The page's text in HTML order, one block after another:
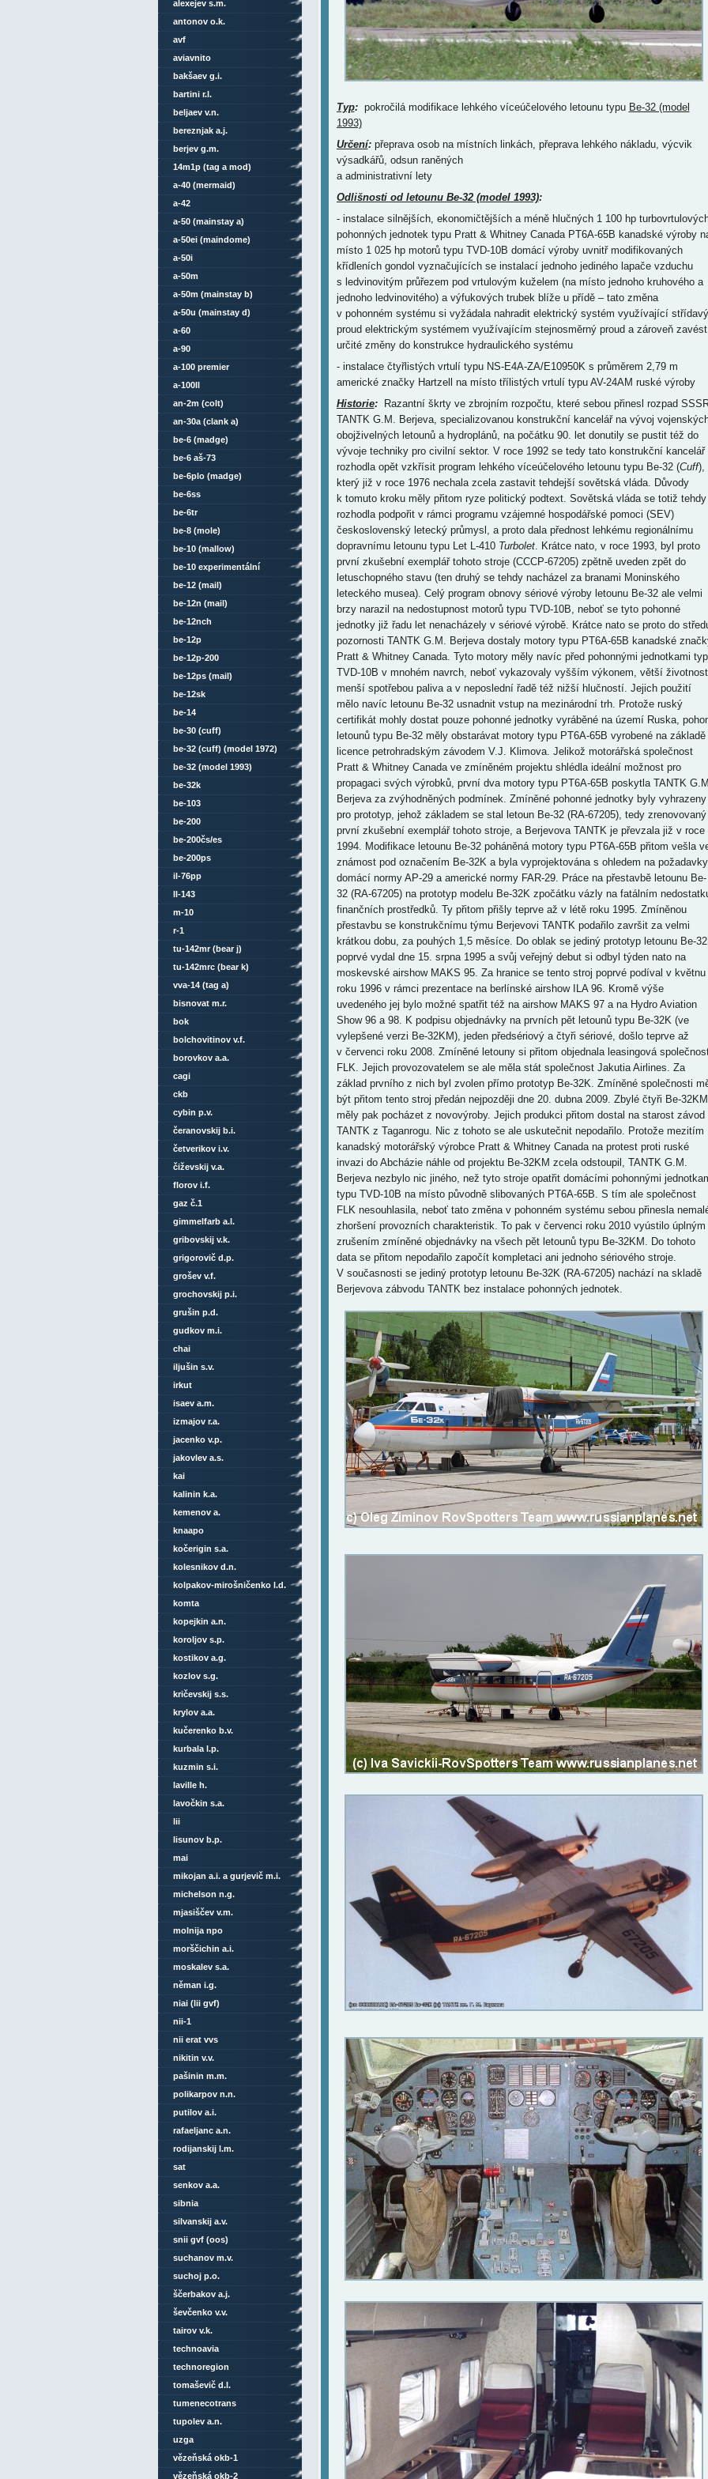
Typ:pokročilá modifikace lehkého víceúčelového letounu typu Be-32 (model
1993)
Určení:přeprava osob na místních linkách, přeprava lehkého nákladu, výcvik
výsadkářů, odsun raněných
a administrativní lety
Odlišnosti od letounu Be-32 (model 1993):
- instalace silnějších, ekonomičtějších a méně hlučných 1 100 hp
pohonných jednotek typu Pratt & Whitney Canada PT6A-65B kanadské výroby
místo 1 025 hp motorů typu TVD-10B domácí výroby uvnitř modifikovaných
křídleních gondol vyznačujících se instalací jednoho jediného lapače vzduchu
s ledvinovitým průřezem pod vrtulovým kuželem (na místo jednoho kruhového a
jednoho ledvinovitého) a výfukových trubek blíže u přídě – tato změna
v pohonném systému si vyžádala nahradit elektrický systém využívající střídavý
proud elektrickým systémem využívajícím stejnosměrný proud a zároveň zavést
určité změny do konstrukce hydraulického systému
- instalace čtyřlistých vrtulí typu NS-E4A-ZA/E10950K s průměrem 2,79 m
americké značky Hartzell na místo třílistých vrtulí typu AV-24AM ruské výroby
Historie:Razantní škrty ve zbrojním rozpočtu, které sebou přinesl rozpad
TANTK G.M. Berjeva, specializovanou konstrukční kancelář na vývoj
obojživelných letounů a hydroplánů, na počátku 90. let donutily se pustit též do
vývoje techniky pro civilní sektor. V roce 1992 se tedy tato konstrukční kancelář
rozhodla opět vzkřísit program lehkého víceúčelového letounu typu Be-32 (Cuff),
který již v roce 1976 nechala zcela zastavit tehdejší sovětská vláda. Důvody
k tomuto kroku měly přitom ryze politický podtext. Sovětská vláda se totiž tehdy
rozhodla podpořit v rámci programu vzájemné hospodářské pomoci (SEV)
československý letecký průmysl, a proto dala přednost lehkému regionálnímu
dopravnímu letounu typu Let L-410 Turbolet. Krátce nato, v roce 1993, byl proto
první zkušební exemplář tohoto stroje (CCCP-67205) zpětně uveden zpět do
letuschopného stavu (ten druhý se tehdy nacházel za branami Moninského
leteckého musea). Celý program obnovy sériové výroby letounu Be-32 ale velmi
brzy narazil na nedostupnost motorů typu TVD-10B, neboť se tyto pohonné
jednotky již řadu let nenacházely v sériové výrobě. Krátce nato se proto do
pozornosti TANTK G.M. Berjeva dostaly motory typu PT6A-65B kanadské
Pratt & Whitney Canada. Tyto motory měly navíc před pohonnými jednotkami
TVD-10B v mnohém navrch, neboť vykazovaly vyšším výkonem, větší
menší spotřebou paliva a v neposlední řadě též nižší hlučností. Jejich použití
mělo navíc letounu Be-32 usnadnit vstup na mezinárodní trh. Protože ruský
certifikát mohly dostat pouze pohonné jednotky vyráběné na území Ruska,
letounů typu Be-32 měly obstarávat motory typu PT6A-65B vyrobené na základě
licence petrohradským závodem V.J. Klimova. Jelikož motorářská společnost
Pratt & Whitney Canada ve zmíněném projektu shlédla ideální možnost pro
propagaci svých výrobků, první dva motory typu PT6A-65B poskytla TANTK
Berjeva za zvýhodněných podmínek. Zmíněné pohonné jednotky byly vyhrazeny
pro prototyp, jehož základem se stal letoun Be-32 (RA-67205), tedy zrenovovaný
první zkušební exemplář tohoto stroje, a Berjevova TANTK je převzala již v roce
1994. Modifikace letounu Be-32 poháněná motory typu PT6A-65B přitom vešla
známost pod označením Be-32K a byla vyprojektována s ohledem na požadavky
domácí normy AP-29 a americké normy FAR-29. Práce na přestavbě letounu Be-
32 (RA-67205) na prototyp modelu Be-32K zpočátku vázly na fatálním
finančních prostředků. Ty přitom přišly teprve až v létě roku 1995. Zmíněnou
přestavbu se konstrukčnímu týmu Berjevovi TANTK podařilo završit za velmi
krátkou dobu, za pouhých 1,5 měsíce. Do oblak se jediný prototyp letounu Be-
poprvé vydal dne 15. srpna 1995 a svůj veřejný debut si odbyl týden nato na
moskevské airshow MAKS 95. Za hranice se tento stroj poprvé podíval v květnu
roku 1996 v rámci prezentace na berlínské airshow ILA 96. Kromě výše
uvedeného jej bylo možné spatřit též na airshow MAKS 97 a na Hydro Aviation
Show 96 a 98. K podpisu objednávky na prvních pět letounů typu Be-32K (ve
vylepšené verzi Be-32KM), jeden předsériový a čtyři sériové, došlo teprve až
v červenci roku 2008. Zmíněné letouny si přitom objednala leasingová
FLK. Jejich provozovatelem se ale měla stát společnost Jakutia Airlines. Za
základ prvního z nich byl zvolen přímo prototyp Be-32K. Zmíněné společnosti
být přitom tento stroj předán nejpozději dne 20. dubna 2009. Zbylé čtyři Be-32KM
měly pak pocházet z novovýroby. Jejich produkci přitom dostal na starost závod
TANTK z Taganrogu. Nic z tohoto se ale uskutečnit nepodařilo. Protože mezitím
kanadský motorářský výrobce Pratt & Whitney Canada na protest proti ruské
invazi do Abcházie náhle od projektu Be-32KM zcela odstoupil, TANTK G.M.
Berjeva nezbylo nic jiného, než tyto stroje opatřit domácími pohonnými
typu TVD-10B na místo původně slibovaných PT6A-65B. S tím ale společnost
FLK nesouhlasila, neboť tato změna v pohonném systému sebou přinesla
zhoršení provozních charakteristik. To pak v červenci roku 2010 vyústilo úplným
zrušením zmíněné objednávky na všech pět letounů typu Be-32KM. Do tohoto
data se přitom nepodařilo započít kompletaci ani jednoho sériového stroje.
V současnosti se jediný prototyp letounu Be-32K (RA-67205) nachází na skladě
Berjevova zábvodu TANTK bez instalace pohonných jednotek.
alexejev s.m.
antonov o.k.
avf
aviavnito
bakšaev g.i.
bartini r.l.
beljaev v.n.
bereznjak a.j.
berjev g.m.
14m1p (tag a mod)
a-40 (mermaid)
a-42
a-50 (mainstay a)
a-50ei (maindome)
a-50i
a-50m
a-50m (mainstay b)
a-50u (mainstay d)
a-60
a-90
a-100 premier
a-100ll
an-2m (colt)
an-30a (clank a)
be-6 (madge)
be-6 aš-73
be-6plo (madge)
be-6ss
be-6tr
be-8 (mole)
be-10 (mallow)
be-10 experimentální
be-12 (mail)
be-12n (mail)
be-12nch
be-12p
be-12p-200
be-12ps (mail)
be-12sk
be-14
be-30 (cuff)
be-32 (cuff) (model 1972)
be-32 (model 1993)
be-32k
be-103
be-200
be-200čs/es
be-200ps
il-76pp
ll-143
m-10
r-1
tu-142mr (bear j)
tu-142mrc (bear k)
vva-14 (tag a)
bisnovat m.r.
bok
bolchovitinov v.f.
borovkov a.a.
cagi
ckb
cybin p.v.
čeranovskij b.i.
četverikov i.v.
čiževskij v.a.
florov i.f.
gaz č.1
gimmelfarb a.l.
gribovskij v.k.
grigorovič d.p.
grošev v.f.
grochovskij p.i.
grušin p.d.
gudkov m.i.
chai
iljušin s.v.
irkut
isaev a.m.
izmajov r.a.
jacenko v.p.
jakovlev a.s.
kai
kalinin k.a.
kemenov a.
knaapo
kočerigin s.a.
kolesnikov d.n.
kolpakov-mirošničenko l.d.
komta
kopejkin a.n.
koroljov s.p.
kostikov a.g.
kozlov s.g.
kričevskij s.s.
krylov a.a.
kučerenko b.v.
kurbala l.p.
kuzmin s.i.
laville h.
lavočkin s.a.
lii
lisunov b.p.
mai
mikojan a.i. a gurjevič m.i.
michelson n.g.
mjasiščev v.m.
molnija npo
morščichin a.i.
moskalev s.a.
něman i.g.
niai (lii gvf)
nii-1
nii erat vvs
nikitin v.v.
pašinin m.m.
polikarpov n.n.
putilov a.i.
rafaeljanc a.n.
rodijanskij l.m.
sat
senkov a.a.
sibnia
silvanskij a.v.
snii gvf (oos)
suchanov m.v.
suchoj p.o.
ščerbakov a.j.
ševčenko v.v.
tairov v.k.
technoavia
technoregion
tomaševič d.l.
tumenecotrans
tupolev a.n.
uzga
vězeňská okb-1
vězeňská okb-2